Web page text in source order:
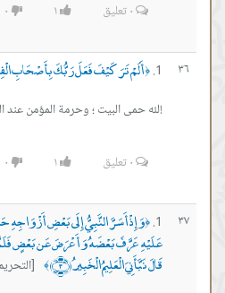
٠تعليق ١ ٠
٣٦ ﴿أَلَمْ تَرَ كَيْفَ فَعَلَ رَبُّكَ بِأَصْحَابِ
!لله حمى البيت ؛ وحرمة المؤمن عند
٠تعليق ١ ٠
٣٧ ﴿وَإِذْ أَسَرَّ النَّبِيُّ إِلَى بَعْضِ أَزْوَاجِهِ
عَلَيْهِ عَرَّفَ بَعْضَهُ وَأَعْرَضَ عَن بَعْضٍ
قَالَ نَبَّأَنِيَ الْعَلِيمُ الْخَبِيرُ ﴿٣﴾ ﴾